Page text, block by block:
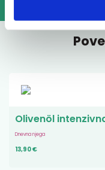
Olivenöl
Dnevna njega
13,90 €